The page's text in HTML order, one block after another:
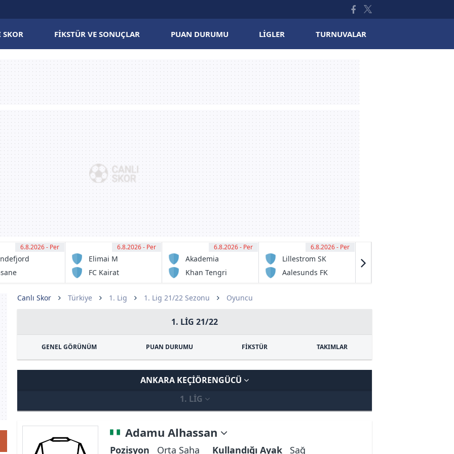
SKOR FIKSTÜR VE SONUÇLAR PUAN DURUMU LIGLER TURNUVALAR
15:00
6.8.2026 - Per 15:00
6.8.2026 - Per
Elimai M
FC Kairat
Reserve
15:00
6.8.2026 - Per
Akademia
Ontustyk
Khan Tengri
15:30
6.8.2026 - Per
Lillestrom SK
Aalesunds FK
Canlı Skor Türkiye 1. Lig 1. Lig 21/22 Sezonu Oyuncu
1. LIG 21/22
GENEL GÖRÜNÜM PUAN DURUMU FİKSTÜR TAKIMLAR
ANKARA KEÇIÖRENGÜCÜ
1. LIG
Adamu Alhassan
Pozisyon Orta Saha Kullandığı Ayak Sağ